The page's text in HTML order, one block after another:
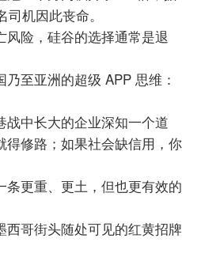
机因此丧命。
风险，硅谷的选择通常是退
至亚洲的超级 APP 思维：
战中长大的企业深知一个道
得修路；如果社会缺信用，你
条更重、更土，但也更有效的
西哥街头随处可见的红黄招牌